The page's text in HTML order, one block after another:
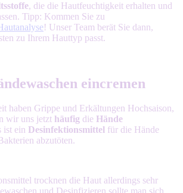
, die die Hautfeuchtigkeit erhalten und
Tipp: Kommen Sie zu
! Unser Team berät Sie dann,
zu Ihrem Hauttyp passt.
eincremen
haben Grippe und Erkältungen Hochsaison,
wir uns jetzt häufig die Hände
ist ein Desinfektionsmittel für die Hände
abzutöten.
trocknen die Haut allerdings sehr